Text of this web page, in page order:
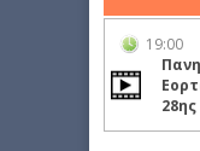
19:00